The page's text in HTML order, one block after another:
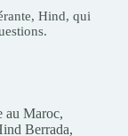
Hind, qui
au Maroc,
Berrada,